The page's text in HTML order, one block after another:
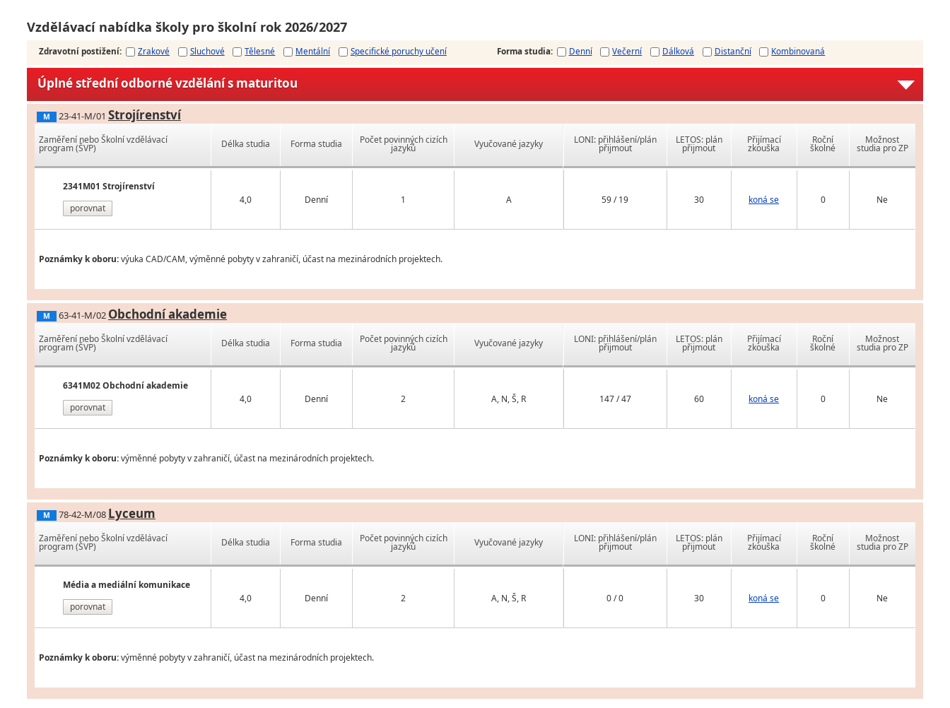
Vzdělávací nabídka školy pro školní rok 2026/2027
Zdravotní postižení: Zrakové Sluchové Tělesné Mentální Specifické poruchy učení Forma studia: Denní Večerní Dálková Distanční Kombinovaná
Úplné střední odborné vzdělání s maturitou
M 23-41-M/01 Strojírenství
Zaměření nebo Školní vzdělávací
program (ŠVP)
2341M01 Strojírenství
porovnat
Délka studia Forma studia Počet povinných cizích
jazyků Vyučované jazyky
4,0 Denní 1 A
LONI: přihlášení/plán
přijmout
LETOS: plán
přijmout
Přijímací
zkouška
Roční
školné
Možnost
studia pro ZP
59 / 19 30 koná se 0 Ne
Poznámky k oboru:výuka CAD/CAM, výměnné pobyty v zahraničí, účast na mezinárodních projektech.
M 63-41-M/02 Obchodní akademie
Zaměření nebo Školní vzdělávací
program (ŠVP)
6341M02 Obchodní akademie
porovnat
Délka studia Forma studia Počet povinných cizích
jazyků Vyučované jazyky
4,0 Denní 2 A, N, Š, R
LONI: přihlášení/plán
přijmout
LETOS: plán
přijmout
Přijímací
zkouška
Roční
školné
Možnost
studia pro ZP
147 / 47 60 koná se 0 Ne
Poznámky k oboru:výměnné pobyty v zahraničí, účast na mezinárodních projektech.
M 78-42-M/08 Lyceum
Zaměření nebo Školní vzdělávací
program (ŠVP)
Média a mediální komunikace
porovnat
Délka studia Forma studia Počet povinných cizích
jazyků Vyučované jazyky
4,0 Denní 2 A, N, Š, R
LONI: přihlášení/plán
přijmout
LETOS: plán
přijmout
Přijímací
zkouška
Roční
školné
Možnost
studia pro ZP
0 / 0 30 koná se 0 Ne
Poznámky k oboru:výměnné pobyty v zahraničí, účast na mezinárodních projektech.